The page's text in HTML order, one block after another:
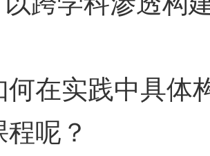
实践中具体
呢？